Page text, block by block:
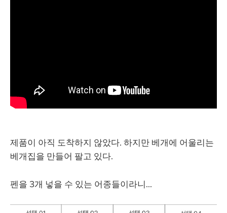
제품이 아직 도착하지 않았다. 하지만 베개에 어울리는
베개집을 만들어 팔고 있다.
펜을 3개 넣을 수 있는 어종들이라니...